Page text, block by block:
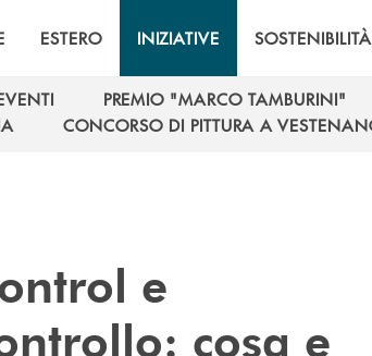
ESTERO INIZIATIVE SOSTENIBILITÀ
PREMIO "MARCO TAMBURINI"
PREMIO "MARCO TAMBURINI"
CONCORSO DI PITTURA A
e
cosa e